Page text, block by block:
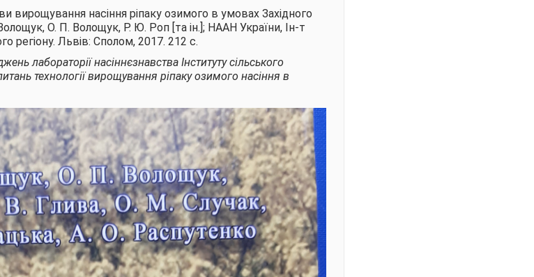
вирощування насіння ріпаку озимого в умовах Західного
О. П. Волощук, Р. Ю. Роп [та ін.]; НААН України, Ін-т
регіону. Львів: Сполом, 2017. 212 с.
лабораторії насіннєзнавства Інституту сільського
технології вирощування ріпаку озимого насіння в